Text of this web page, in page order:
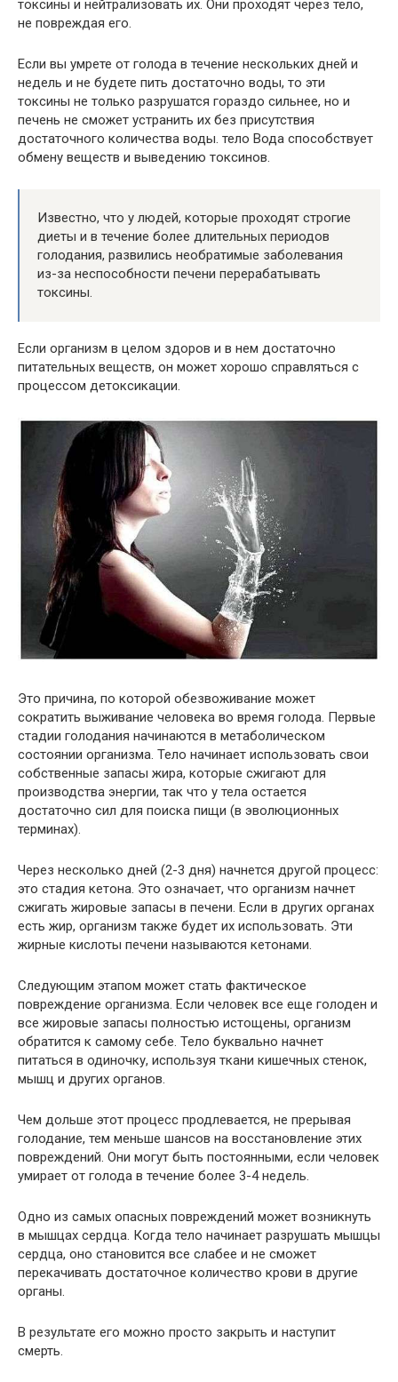
токсины и нейтрализовать их. Они проходят через тело,
не повреждая его.
Если вы умрете от голода в течение нескольких дней и
недель и не будете пить достаточно воды, то эти
токсины не только разрушатся гораздо сильнее, но и
печень не сможет устранить их без присутствия
достаточного количества воды. тело Вода способствует
обмену веществ и выведению токсинов.
Известно, что у людей, которые проходят строгие
диеты и в течение более длительных периодов
голодания, развились необратимые заболевания
из-за неспособности печени перерабатывать
токсины.
Если организм в целом здоров и в нем достаточно
питательных веществ, он может хорошо справляться с
процессом детоксикации.
Это причина, по которой обезвоживание может
сократить выживание человека во время голода. Первые
стадии голодания начинаются в метаболическом
состоянии организма. Тело начинает использовать свои
собственные запасы жира, которые сжигают для
производства энергии, так что у тела остается
достаточно сил для поиска пищи (в эволюционных
терминах).
Через несколько дней (2-3 дня) начнется другой процесс:
это стадия кетона. Это означает, что организм начнет
сжигать жировые запасы в печени. Если в других органах
есть жир, организм также будет их использовать. Эти
жирные кислоты печени называются кетонами.
Следующим этапом может стать фактическое
повреждение организма. Если человек все еще голоден и
все жировые запасы полностью истощены, организм
обратится к самому себе. Тело буквально начнет
питаться в одиночку, используя ткани кишечных стенок,
мышц и других органов.
Чем дольше этот процесс продлевается, не прерывая
голодание, тем меньше шансов на восстановление этих
повреждений. Они могут быть постоянными, если человек
умирает от голода в течение более 3-4 недель.
Одно из самых опасных повреждений может возникнуть
в мышцах сердца. Когда тело начинает разрушать мышцы
сердца, оно становится все слабее и не сможет
перекачивать достаточное количество крови в другие
органы.
В результате его можно просто закрыть и наступит
смерть.